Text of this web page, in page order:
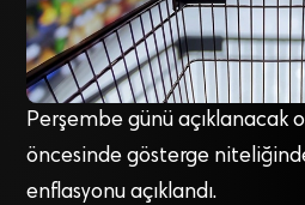
Perşembe günü açıklanacak
öncesinde gösterge
enflasyonu açıklandı.